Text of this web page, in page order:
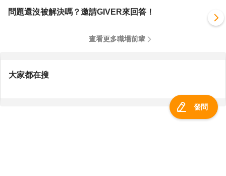
問題還沒被解決嗎？邀請GIVER來回答！
查看更多職場前輩
大家都在搜
發問